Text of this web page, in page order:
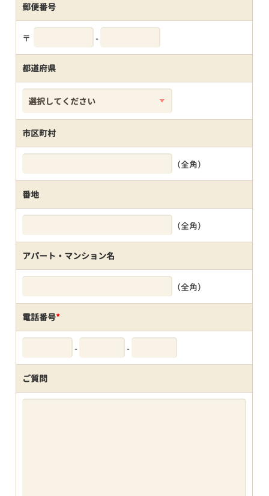
郵便番号
〒 -
都道府県
市区町村
（全角）
番地
（全角）
アパート・マンション名
（全角）
電話番号*
- -
ご質問